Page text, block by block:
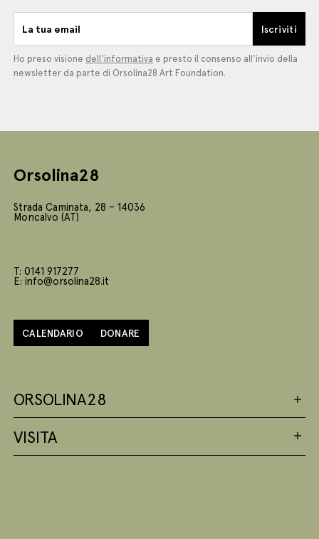
La tua email Iscriviti
Ho preso visione dell'informativa e presto il consenso all'invio della
newsletter da parte di Orsolina28 Art Foundation.
Orsolina28
Strada Caminata, 28 – 14036
Moncalvo (AT)
T: 0141 917277
E: info@orsolina28.it
CALENDARIO DONARE
ORSOLINA28
VISITA